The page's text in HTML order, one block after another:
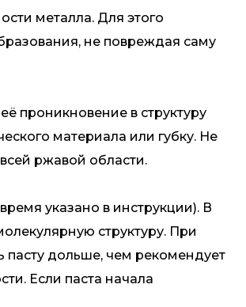
металла. Для этого
не повреждая саму
проникновение в структуру
материала или губку. Не
ржавой области.
указано в инструкции). В
структуру. При
пасту дольше, чем рекомендует
Если паста начала